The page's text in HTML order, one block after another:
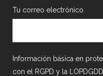
Tu correo electrónico
Información básica en
con el RGPD y la